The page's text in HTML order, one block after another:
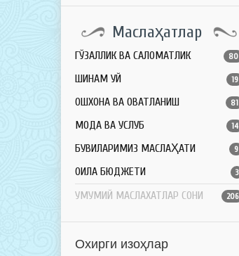
Маслаҳатлар
ГЎЗАЛЛИК ВА САЛОМАТЛИК 80
ШИНАМ УЙ 19
ОШХОНА ВА ОВҚАТЛАНИШ 81
МОДА ВА УСЛУБ 14
БУВИЛАРИМИЗ МАСЛАҲАТИ 9
ОИЛА БЮДЖЕТИ 3
УМУМИЙ МАСЛАХАТЛАР СОНИ 206
Охирги изоҳлар